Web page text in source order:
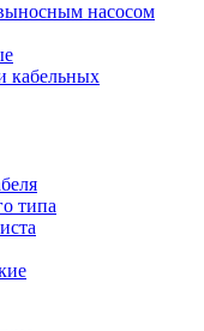
насосом
кабельных
типа